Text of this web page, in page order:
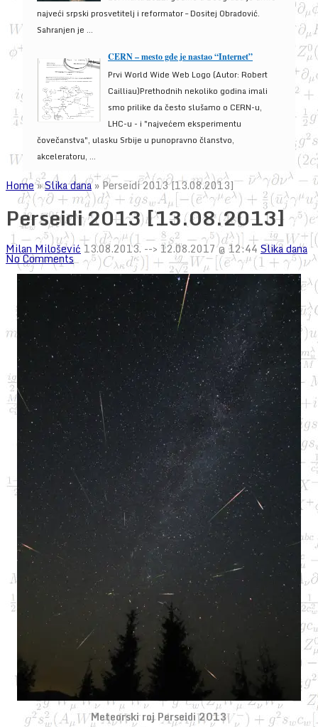
najveći srpski prosvetitelj i reformator – Dositej Obradović.
Sahranjen je ...
CERN – mesto gde je nastao “Internet”
Prvi World Wide Web Logo (Autor: Robert
Cailliau)Prethodnih nekoliko godina imali
smo prilike da često slušamo o CERN-u,
LHC-u - i "najvećem eksperimentu
čovečanstva", ulasku Srbije u punopravno članstvo,
akceleratoru, ...
Home»Slika dana» Perseidi 2013 [13.08.2013]
Perseidi 2013 [13.08.2013]
Milan Milošević 13.08.2013. --> 12.08.2017 @ 12:44 Slika dana
No Comments
Meteorski roj Perseidi 2013